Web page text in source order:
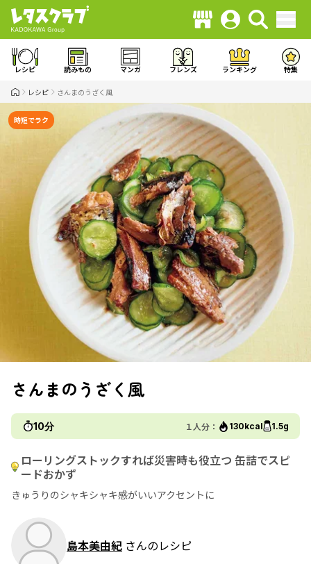
レシピ 読みもの マンガ フレンズ ランキング 特集
レシピ さんまのうざく風
時短でラク
さんまのうざく風
10分 １人分： 130kcal 1.5g
ローリングストックすれば災害時も役立つ 缶詰でスピ
ードおかず
きゅうりのシャキシャキ感がいいアクセントに
島本美由紀 さんのレシピ